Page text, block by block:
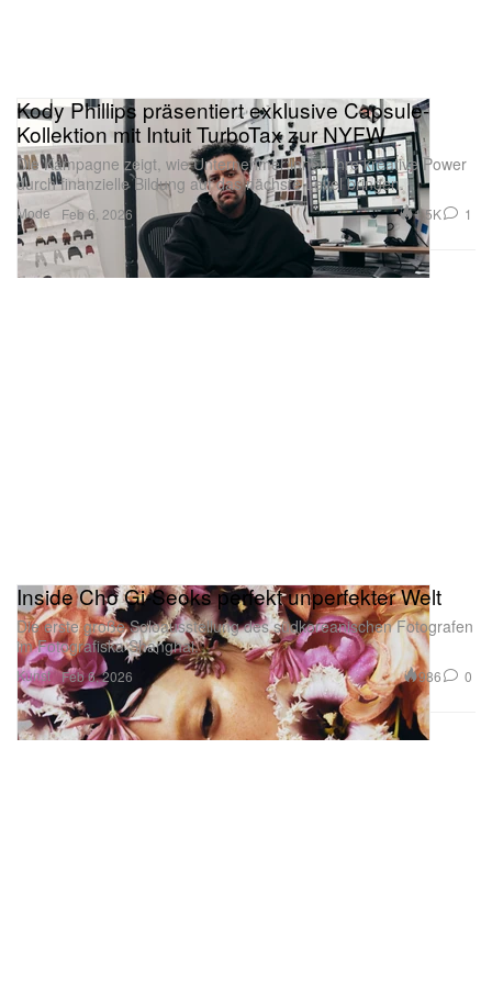
Mode
Kody Phillips präsentiert exklusive Capsule-
Kollektion mit Intuit TurboTax zur NYFW
Die Kampagne zeigt, wie Unternehmer:innen ihre kreative Power
durch finanzielle Bildung auf das nächste Level bringen.
Feb 6, 2026 1.5K 1
Kunst
Inside Cho Gi-Seoks perfekt unperfekter Welt
Die erste große Soloausstellung des südkoreanischen Fotografen
im Fotografiska Shanghai.
Feb 6, 2026 986 0